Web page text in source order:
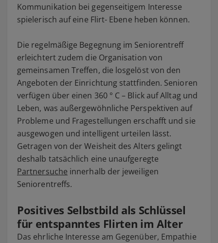
Kommunikation bei gegenseitigem Interesse
spielerisch auf eine Flirt- Ebene heben können.
Die regelmäßige Begegnung im Seniorentreff
erleichtert zudem die Organisation von
gemeinsamen Treffen, die losgelöst von den
Angeboten der Einrichtung stattfinden. Senioren
verfügen über einen 360 ° C – Blick auf Alltag und
Leben, was außergewöhnliche Perspektiven auf
Probleme und Fragestellungen erschafft und sie
ausgewogen und intelligent urteilen lässt.
Getragen von der Weisheit des Alters gelingt
deshalb tatsächlich eine unaufgeregte
Partnersuche innerhalb der jeweiligen
Seniorentreffs.
Positives Selbstbild als Schlüssel
für entspanntes Flirten im Alter
Das ehrliche Interesse am Gegenüber, Empathie